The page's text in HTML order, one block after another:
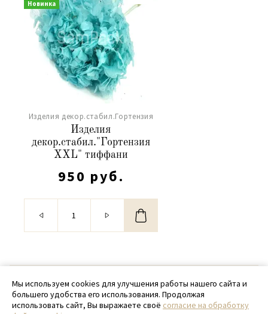
Новинка
Изделия декор.стабил.Гортензия
Изделия
декор.стабил."Гортензия
XXL" тиффани
950 руб.
© 2020 - 2026 SamPack
+ 7 (918) 699-97-87
Мы используем cookies для улучшения работы нашего сайта и
большего удобства его использования. Продолжая
использовать сайт, Вы выражаете своё согласие на обработку